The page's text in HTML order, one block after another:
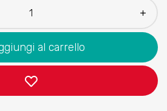
al carrello